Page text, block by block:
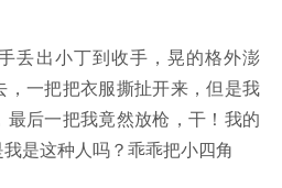
丢出小丁到收手，晃的格外澎
一把把衣服撕扯开来，但是我
后一把我竟然放枪，干！我的
是这种人吗？乖乖把小四角